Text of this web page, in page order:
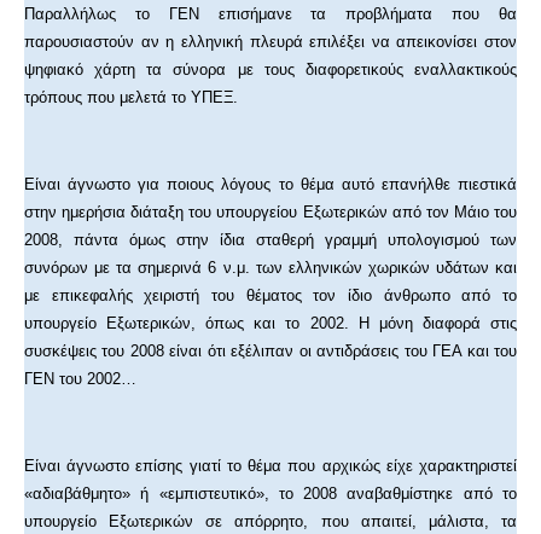
Παραλλήλως το ΓΕΝ επισήμανε τα προβλήματα που θα
παρουσιαστούν αν η ελληνική πλευρά επιλέξει να απεικονίσει στον
ψηφιακό χάρτη τα σύνορα με τους διαφορετικούς εναλλακτικούς
τρόπους που μελετά το ΥΠΕΞ.
Είναι άγνωστο για ποιους λόγους το θέμα αυτό επανήλθε πιεστικά
στην ημερήσια διάταξη του υπουργείου Εξωτερικών από τον Μάιο του
2008, πάντα όμως στην ίδια σταθερή γραμμή υπολογισμού των
συνόρων με τα σημερινά 6 ν.μ. των ελληνικών χωρικών υδάτων και
με επικεφαλής χειριστή του θέματος τον ίδιο άνθρωπο από το
υπουργείο Εξωτερικών, όπως και το 2002. Η μόνη διαφορά στις
συσκέψεις του 2008 είναι ότι εξέλιπαν οι αντιδράσεις του ΓΕΑ και του
ΓΕΝ του 2002…
Είναι άγνωστο επίσης γιατί το θέμα που αρχικώς είχε χαρακτηριστεί
«αδιαβάθμητο» ή «εμπιστευτικό», το 2008 αναβαθμίστηκε από το
υπουργείο Εξωτερικών σε απόρρητο, που απαιτεί, μάλιστα, τα